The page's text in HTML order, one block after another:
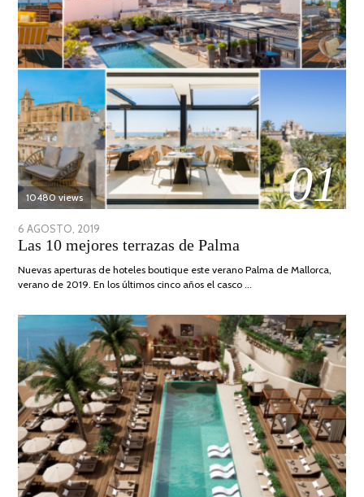
01
10480 views
POSTED
ON
6 AGOSTO, 2019
AGOSTO,
Las 10 mejores terrazas de Palma
Nuevas aperturas de hoteles boutique este verano Palma de Mallorca,
verano de 2019. En los últimos cinco años el casco …